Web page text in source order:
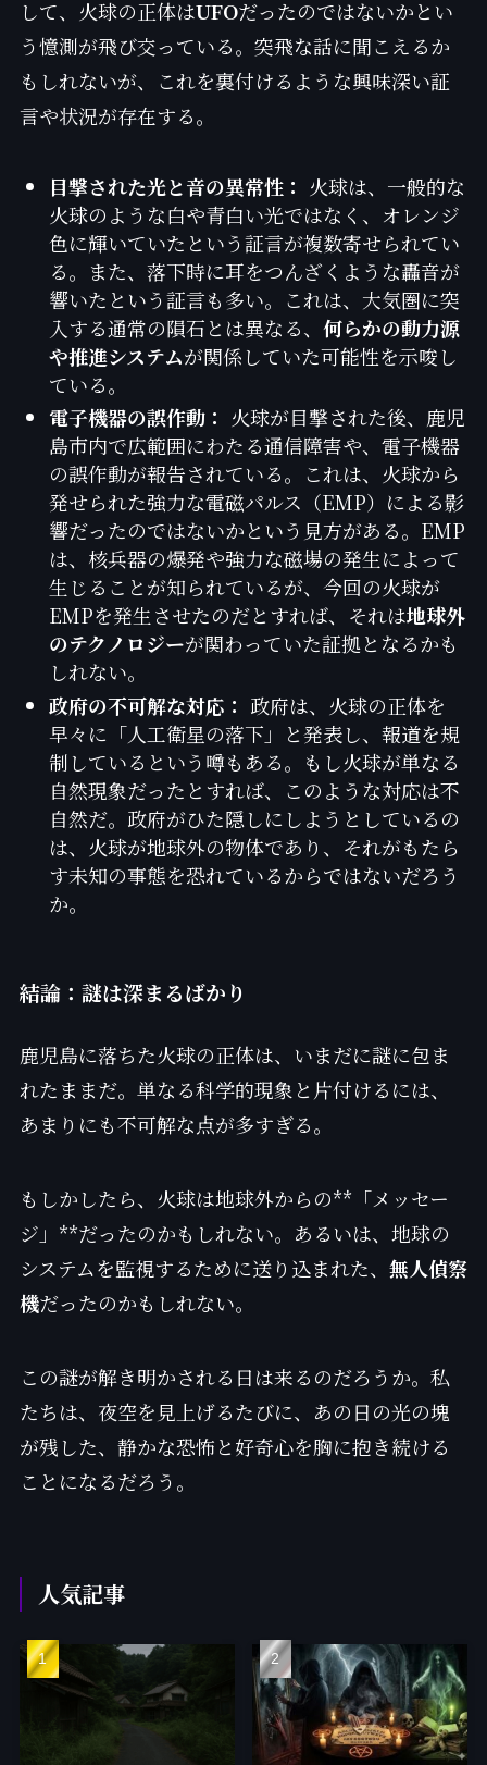
して、火球の正体はUFOだったのではないかとい
う憶測が飛び交っている。突飛な話に聞こえるか
もしれないが、これを裏付けるような興味深い証
言や状況が存在する。
目撃された光と音の異常性： 火球は、一般的な
火球のような白や青白い光ではなく、オレンジ
色に輝いていたという証言が複数寄せられてい
る。また、落下時に耳をつんざくような轟音が
響いたという証言も多い。これは、大気圏に突
入する通常の隕石とは異なる、 何らかの動力源
や推進システムが関係していた可能性を示唆し
ている。
電子機器の誤作動： 火球が目撃された後、鹿児
島市内で広範囲にわたる通信障害や、電子機器
の誤作動が報告されている。これは、火球から
発せられた強力な電磁パルス（EMP）による影
響だったのではないかという見方がある。EMP
は、核兵器の爆発や強力な磁場の発生によって
生じることが知られているが、今回の火球が
EMPを発生させたのだとすれば、それは地球外
のテクノロジーが関わっていた証拠となるかも
しれない。
政府の不可解な対応： 政府は、火球の正体を
早々に「人工衛星の落下」と発表し、報道を規
制しているという噂もある。もし火球が単なる
自然現象だったとすれば、このような対応は不
自然だ。政府がひた隠しにしようとしているの
は、火球が地球外の物体であり、それがもたら
す未知の事態を恐れているからではないだろう
か。
結論：謎は深まるばかり
鹿児島に落ちた火球の正体は、いまだに謎に包ま
れたままだ。単なる科学的現象と片付けるには、
あまりにも不可解な点が多すぎる。
もしかしたら、火球は地球外からの**「メッセー
ジ」**だったのかもしれない。あるいは、地球の
システムを監視するために送り込まれた、 無人偵察
機だったのかもしれない。
この謎が解き明かされる日は来るのだろうか。私
たちは、夜空を見上げるたびに、あの日の光の塊
が残した、静かな恐怖と好奇心を胸に抱き続ける
ことになるだろう。
人気記事